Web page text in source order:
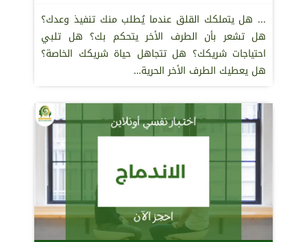
... هل يتملكك القلق عندما يُطلب منك تنفيذ وعدك؟
هل تشعر بأن الطرف الأخر يتحكم بك؟ هل تلبي
احتياجات شريكك؟ هل تتجاهل حياة شريكك الخاصة؟
هل يعطيك الطرف الأخر الحرية…